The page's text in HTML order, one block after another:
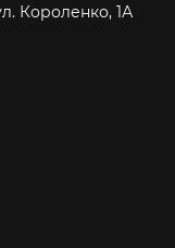
Короленко, 1А